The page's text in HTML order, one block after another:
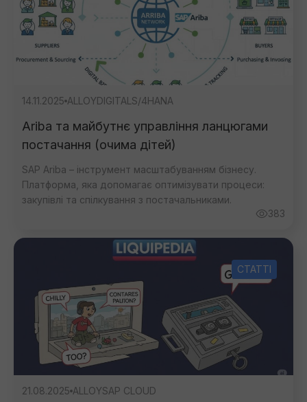
14.11.2025 ALLOYDIGITAL S/4HANA
Ariba та майбутнє управління ланцюгами
постачання (очима дітей)
SAP Ariba – інструмент масштабуванням бізнесу.
Платформа, яка допомагає оптимізувати процеси:
закупівлі та спілкування з постачальниками.
383
СТАТТІ
21.08.2025 ALLOYSAP CLOUD